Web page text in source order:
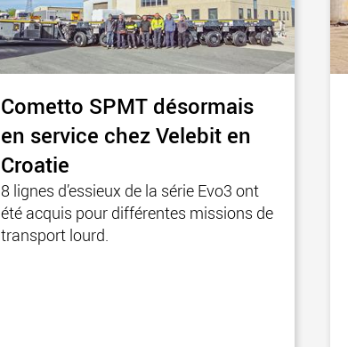
Cometto SPMT désormais
en service chez Velebit en
Croatie
8 lignes d’essieux de la série Evo3 ont
été acquis pour différentes missions de
transport lourd.